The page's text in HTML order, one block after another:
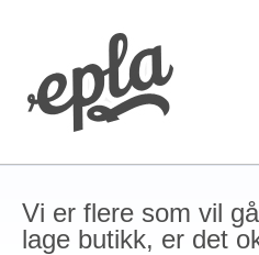
Vi er flere som vil
lage butikk, er det